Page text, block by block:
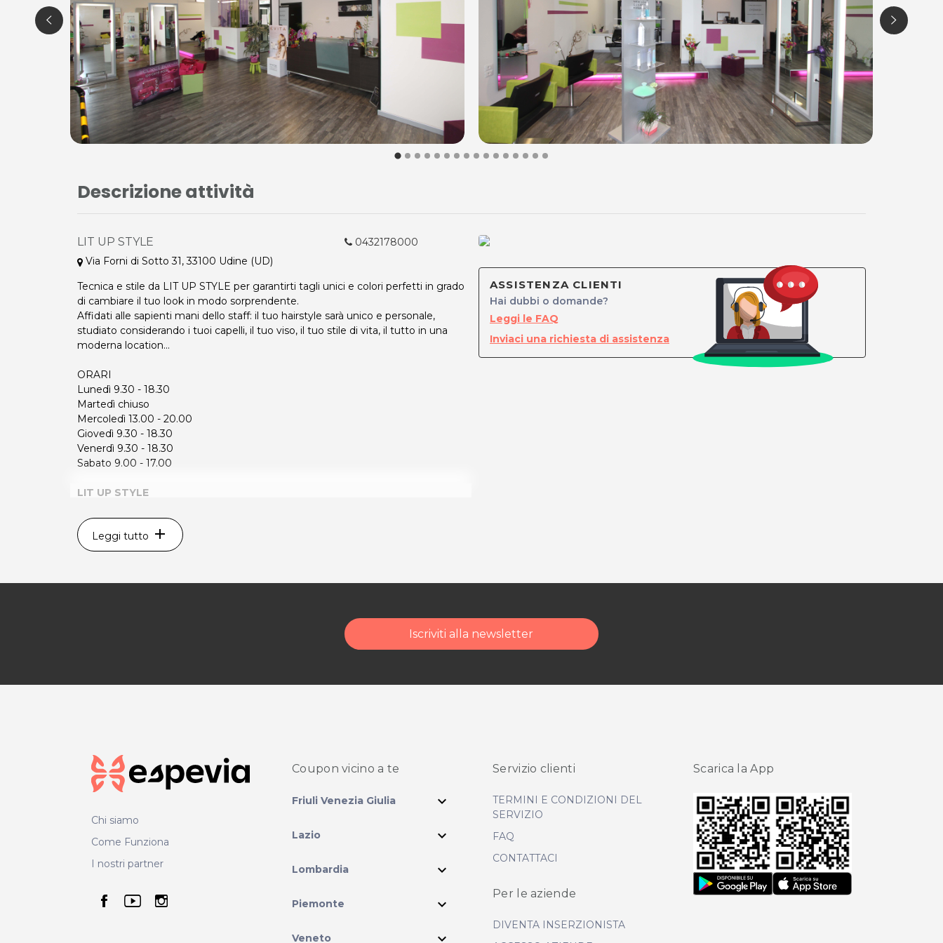
Descrizione attività
LIT UP STYLE
Via Forni di Sotto 31, 33100 Udine (UD)
0432178000
Tecnica e stile da LIT UP STYLE per garantirti tagli unici e colori perfetti in grado
di cambiare il tuo look in modo sorprendente.
Affidati alle sapienti mani dello staff: il tuo hairstyle sarà unico e personale,
studiato considerando i tuoi capelli, il tuo viso, il tuo stile di vita, il tutto in una
moderna location...
ORARI
Lunedì 9.30 - 18.30
Martedì chiuso
Mercoledì 13.00 - 20.00
Giovedì 9.30 - 18.30
Venerdì 9.30 - 18.30
Sabato 9.00 - 17.00
LIT UP STYLE
33100 UDINE
tel 0432178000
P.IVA 02567220302
Per ulteriori informazioni sull'offerta o sulle modalità di acquisto scrivi
Leggi tutto add
ASSISTENZA CLIENTI
Hai dubbi o domande?
Leggi le FAQ
Inviaci una richiesta di assistenza
Iscriviti alla newsletter
Chi siamo
Come Funziona
I nostri partner
seguici su facebook
seguici su youtube
seguici su instagram
Coupon vicino a te
Friuli Venezia Giulia expand_more
Lazio expand_more
Lombardia expand_more
Piemonte expand_more
Veneto expand_more
Servizio clienti
TERMINI E CONDIZIONI DEL
SERVIZIO
FAQ
CONTATTACI
Per le aziende
DIVENTA INSERZIONISTA
Scarica la App